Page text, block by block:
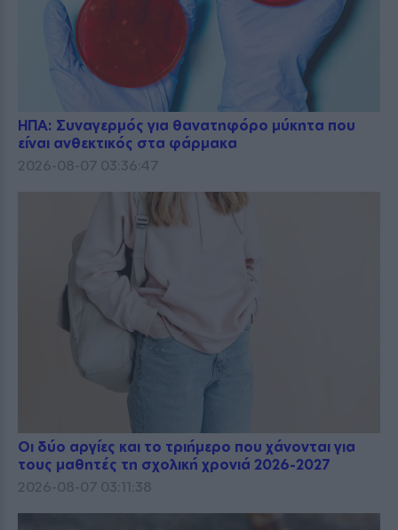
ΗΠΑ: Συναγερμός για θανατηφόρο μύκητα που
είναι ανθεκτικός στα φάρμακα
2026-08-07 03:36:47
Οι δύο αργίες και το τριήμερο που χάνονται για
τους μαθητές τη σχολική χρονιά 2026-2027
2026-08-07 03:11:38